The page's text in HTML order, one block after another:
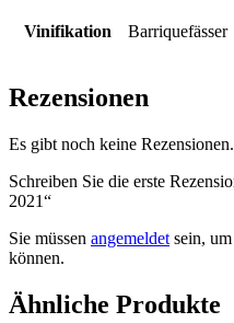
Vinifikation Barriquefässer
Rezensionen
Es gibt noch keine Rezensionen.
Schreiben Sie die erste
2021“
Sie müssen angemeldet sein,
können.
Ähnliche Produkte